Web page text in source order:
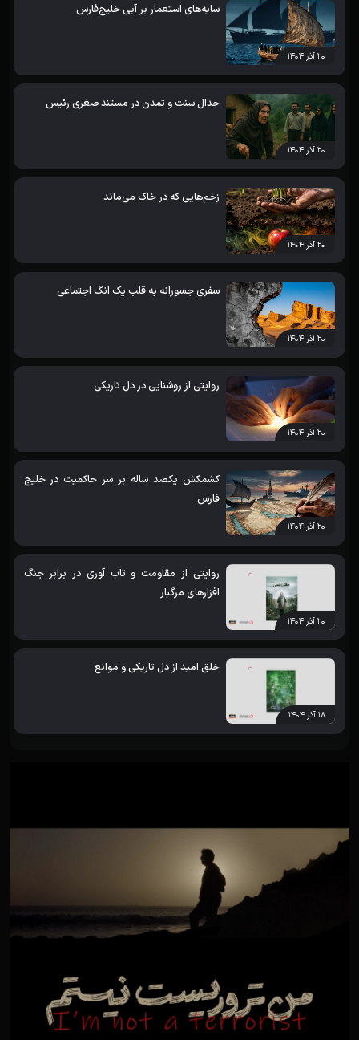
۲۰ آذر ۱۴۰۴
سایه‌های استعمار بر آبی خلیج‌فارس
۲۰ آذر ۱۴۰۴
جدال سنت و تمدن در مستند صغری رئیس
۲۰ آذر ۱۴۰۴
زخم‌هایی که در خاک می‌ماند
۲۰ آذر ۱۴۰۴
سفری جسورانه به قلب یک انگ اجتماعی
۲۰ آذر ۱۴۰۴
روایتی از روشنایی در دل تاریکی
۲۰ آذر ۱۴۰۴
کشمکش یکصد ساله بر سر حاکمیت در خلیج
فارس
۲۰ آذر ۱۴۰۴
روایتی از مقاومت و تاب آوری در برابر جنگ
افزارهای مرگبار
۱۸ آذر ۱۴۰۴
خلق امید از دل تاریکی و موانع